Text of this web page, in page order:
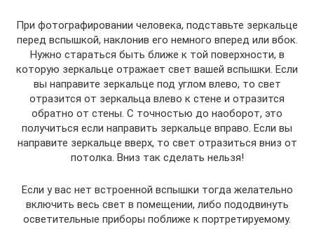
При фотографировании человека, подставьте зеркальце
перед вспышкой, наклонив его немного вперед или вбок.
Нужно стараться быть ближе к той поверхности, в
которую зеркальце отражает свет вашей вспышки. Если
вы направите зеркальце под углом влево, то свет
отразится от зеркальца влево к стене и отразится
обратно от стены. С точностью до наоборот, это
получиться если направить зеркальце вправо. Если вы
направите зеркальце вверх, то свет отразиться вниз от
потолка. Вниз так сделать нельзя!
Если у вас нет встроенной вспышки тогда желательно
включить весь свет в помещении, либо пододвинуть
осветительные приборы поближе к портретируемому.